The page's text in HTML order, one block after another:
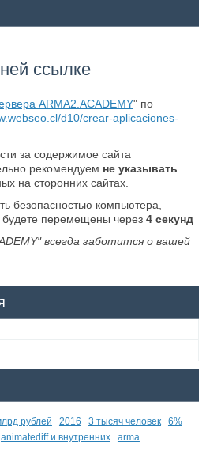
ссылке
ARMA2.ACADEMY" по
d10/crear-aplicaciones-
за содержимое сайта
рекомендуем не указывать
на сторонних сайтах.
безопасностью компьютера,
будете перемещены через 4секунд
всегда заботится о вашей
рублей 2016 3 тысяч человек
6%
animatediff и внутренних arma